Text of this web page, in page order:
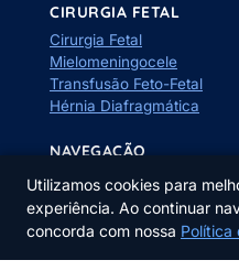
CIRURGIA FETAL
Cirurgia Fetal
Mielomeningocele
Transfusão Feto-Fetal
Hérnia Diafragmática
NAVEGAÇÃO
Sobre o Dr. Rafael
Calculadoras
Utilizamos cookies para
experiência. Ao continuar
concorda com nossa Política